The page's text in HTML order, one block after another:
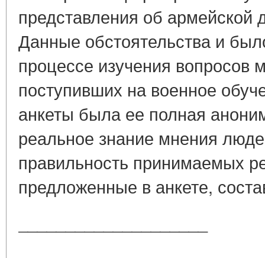
представления об армейской
Данные обстоятельства и
процессе изучения вопросов
поступивших на военное
анкеты была ее полная
реальное знание мнения
правильность принимаемых
предложенные в анкете,